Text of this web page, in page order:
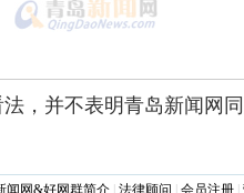
，并不表明青岛新闻网